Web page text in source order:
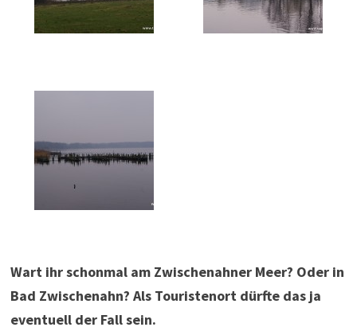
Wart ihr schonmal am Zwischenahner Meer? Oder in
Bad Zwischenahn? Als Touristenort dürfte das ja
eventuell der Fall sein.